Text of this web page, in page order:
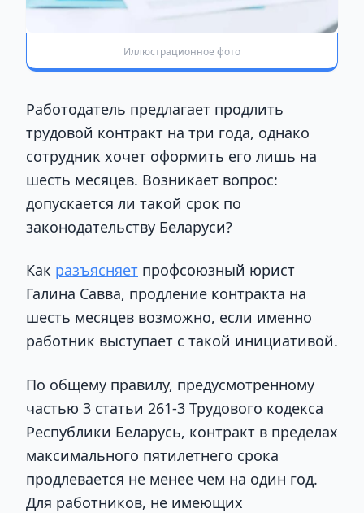
Иллюстрационное фото
Работодатель предлагает продлить
трудовой контракт на три года, однако
сотрудник хочет оформить его лишь на
шесть месяцев. Возникает вопрос:
допускается ли такой срок по
законодательству Беларуси?
Как разъясняет профсоюзный юрист
Галина Савва, продление контракта на
шесть месяцев возможно, если именно
работник выступает с такой инициативой.
По общему правилу, предусмотренному
частью 3 статьи 261-3 Трудового кодекса
Республики Беларусь, контракт в пределах
максимального пятилетнего срока
продлевается не менее чем на один год.
Для работников, не имеющих